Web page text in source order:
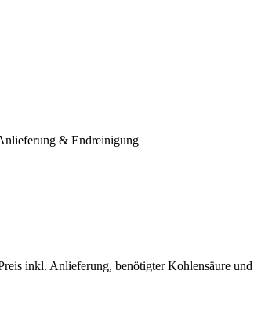
& Endreinigung
inkl. Anlieferung, benötigter Kohlensäure und